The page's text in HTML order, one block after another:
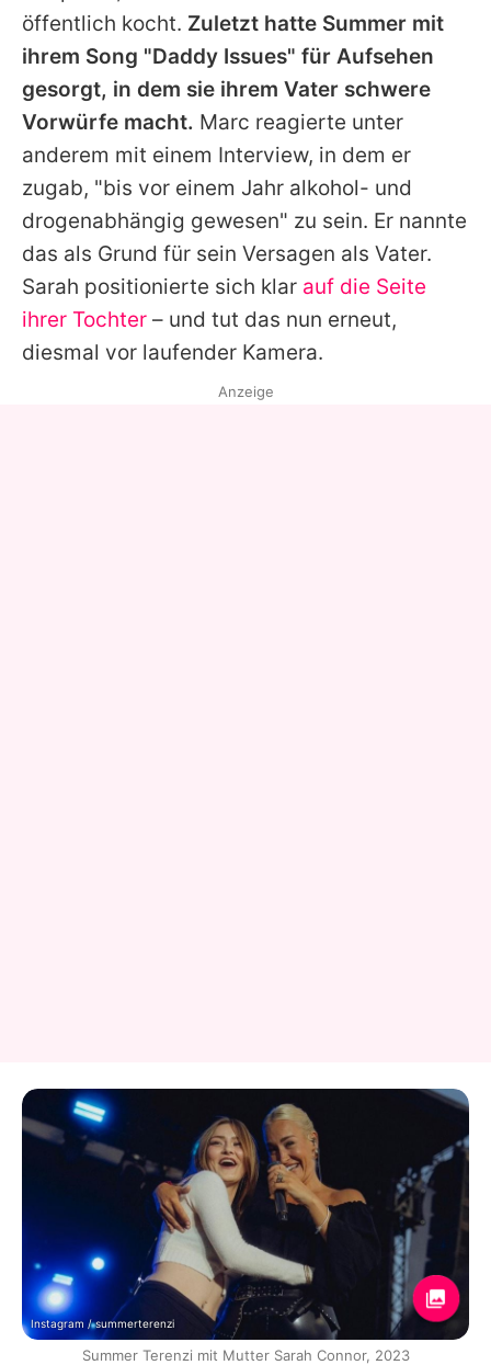
öffentlich kocht. Zuletzt hatte Summer mit
ihrem Song "Daddy Issues" für Aufsehen
gesorgt, in dem sie ihrem Vater schwere
Vorwürfe macht. Marc reagierte unter
anderem mit einem Interview, in dem er
zugab, "bis vor einem Jahr alkohol- und
drogenabhängig gewesen" zu sein. Er nannte
das als Grund für sein Versagen als Vater.
Sarah positionierte sich klar auf die Seite
ihrer Tochter – und tut das nun erneut,
diesmal vor laufender Kamera.
Anzeige
Instagram / summerterenzi
Summer Terenzi mit Mutter Sarah Connor, 2023